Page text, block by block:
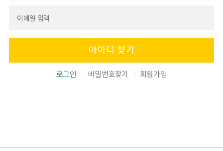
아이디 찾기
로그인 비밀번호찾기 회원가입